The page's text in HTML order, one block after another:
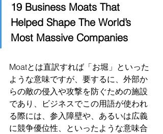
19 Business Moats That
Helped Shape The World’s
Most Massive Companies
Moatとは直訳すれば「お堀」といった
ような意味ですが、要するに、外部か
らの敵の侵入や攻撃を防ぐための施設
であり、ビジネスでこの用語が使われ
る際には、参入障壁や、あるいは広義
に競争優位性、といったような意味合